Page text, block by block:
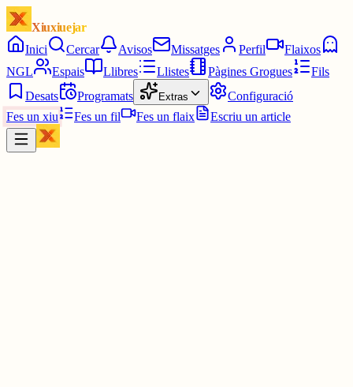
Xiuxiuejar
Inici
Cercar Avisos Missatges Perfil
Flaixos
NGL
Espais Llibres Llistes Pàgines Grogues
Fils
Desats
Programats Extras
Configuració
Fes un xiu
Fes un fil Fes un flaix Escriu un article